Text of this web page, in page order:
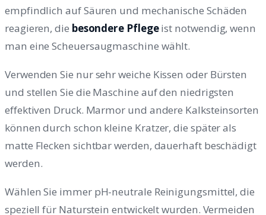
empfindlich auf Säuren und mechanische Schäden
reagieren, die besondere Pflegeist notwendig, wenn
man eine Scheuersaugmaschine wählt.
Verwenden Sie nur sehr weiche Kissen oder Bürsten
und stellen Sie die Maschine auf den niedrigsten
effektiven Druck. Marmor und andere Kalksteinsorten
können durch schon kleine Kratzer, die später als
matte Flecken sichtbar werden, dauerhaft beschädigt
werden.
Wählen Sie immer pH-neutrale Reinigungsmittel, die
speziell für Naturstein entwickelt wurden. Vermeiden